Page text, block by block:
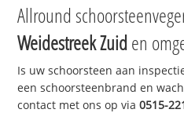
Allround
Weidestreek Zuiden
Is uw schoorsteen aan
een schoorsteenbrand en
contact met ons op via0515-